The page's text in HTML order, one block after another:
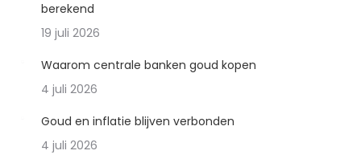
berekend
19 juli 2026
Waarom centrale banken goud kopen
4 juli 2026
Goud en inflatie blijven verbonden
4 juli 2026